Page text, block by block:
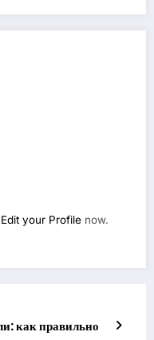
Edit your Profile now.
как правильно